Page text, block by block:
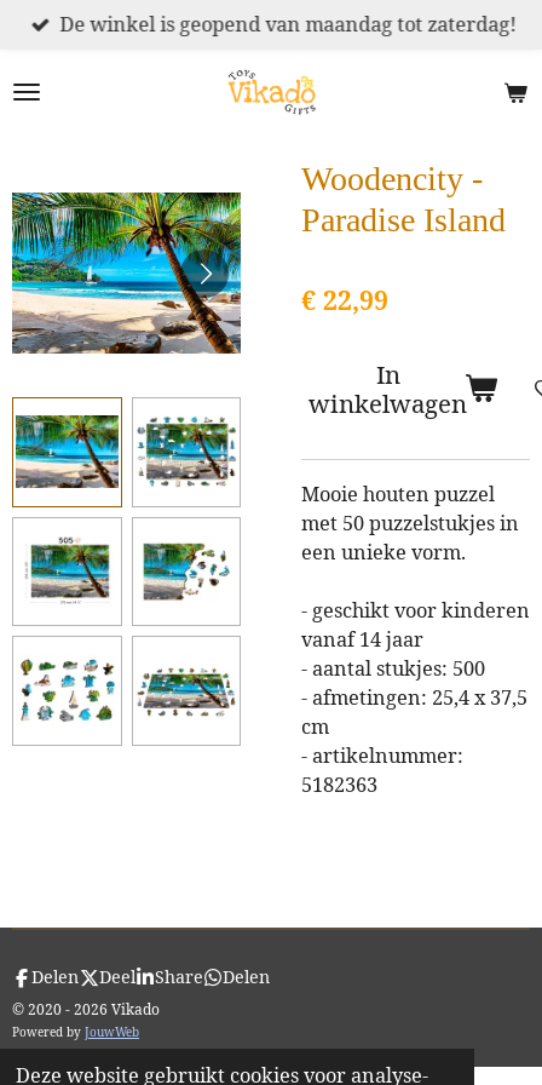
Deze website gebruikt cookies voor analyse-
Ga
naar
De winkel is geopend van maandag tot zaterdag!
Woodencity -
Paradise Island
€ 22,99
In
winkelwagen
Mooie houten puzzel
met 50 puzzelstukjes in
een unieke vorm.
- geschikt voor kinderen
vanaf 14 jaar
- aantal stukjes: 500
- afmetingen: 25,4 x 37,5
cm
- artikelnummer:
5182363
Delen Deel Share Delen
© 2020 - 2026 Vikado
Powered by JouwWeb